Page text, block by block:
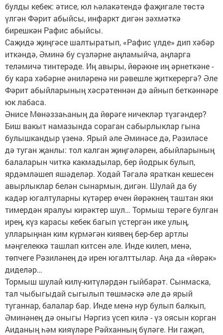
булды кебек: әтисе, юл һәлакәтендә фаҗигале төстә
үлгән Фәрит абыйсы, инфаркт дигән зәхмәткә
бирешкән Рафис абыйсы.
Саҗидә җиңгәсе шалтыратып, «Рафис үлде» дип хәбәр
иткәндә, Әминә бу сүзләрне аңламыйча, аңларга
теләмичә тинтерәде. Иң авыры, йөрәкне иң әрнеткәне -
бу кара хәбәрне әниләренә ни рәвешле җиткерергә? Әле
Фәрит абыйларының хәсрәтеннән дә айнып беткәннәре
юк лабаса.
Әнисе Мөнәззаһаның да йөрәге ничекләр түзгәндер?
Биш вакыт намазында сораган сабырлыклар гына
булышкандыр үзенә. Ярый әле Әминәсе дә, Рәзиләсе
дә туган җанлы: тол калган җиңгәләрен, абыйларының
балаларын читкә какмадылар, бер йодрык булып,
ярдәмләшеп яшәделәр. Ходай Тәгалә яраткан кешесен
авырлыклар белән сынармын, дигән. Шулай да бу
кадәр югалтуларны күтәрер өчен йөрәкнең таштан яки
тимердән яралуы кирәктер шул… Тормыш терәге булган
ирең, күз карасы кебек багып үстергән ике улың,
улларыңнан ким күрмәгән киявең бер-бер артлы
мәңгелеккә ташлап китсен әле. Инде килеп, менә,
төпчеге Рәзиләнең дә ирен югалттылар. Аңа да «йөрәк»
диделәр…
Тормыш шулай килү-китүләрдән гыйбарәт. Сынмаска,
тал чыбыгыдай сыгылып төшмәскә әле дә ярый
туганнар, балалар бар. Инде менә нур булып балкып,
Әминәнең дә оныгы Нәргиз үсеп килә - үз оясын корган
Аиданың һәм кияүләре Рәйханның бүләге. Ни гаҗәп,